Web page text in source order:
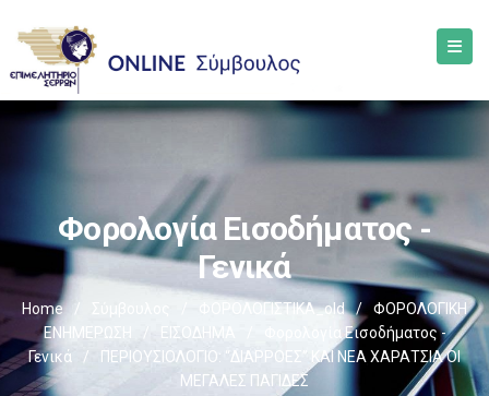
Φορολογία Εισοδήματος -
Γενικά
Home / Σύμβουλος ΦΟΡΟΛΟΓΙΣΤΙΚΑ_old /
ΦΟΡΟΛΟΓΙΚΗ
ΕΝΗΜΕΡΩΣΗ
/ ΕΙΣΟΔΗΜΑ
Φορολογία Εισοδήματος -
Γενικά
/
ΠΕΡΙΟΥΣΙΟΛΟΓΙΟ: “ΔΙΑΡΡΟΕΣ” ΚΑΙ ΝΕΑ ΧΑΡΑΤΣΙΑ ΟΙ
ΜΕΓΑΛΕΣ ΠΑΓΙΔΕΣ